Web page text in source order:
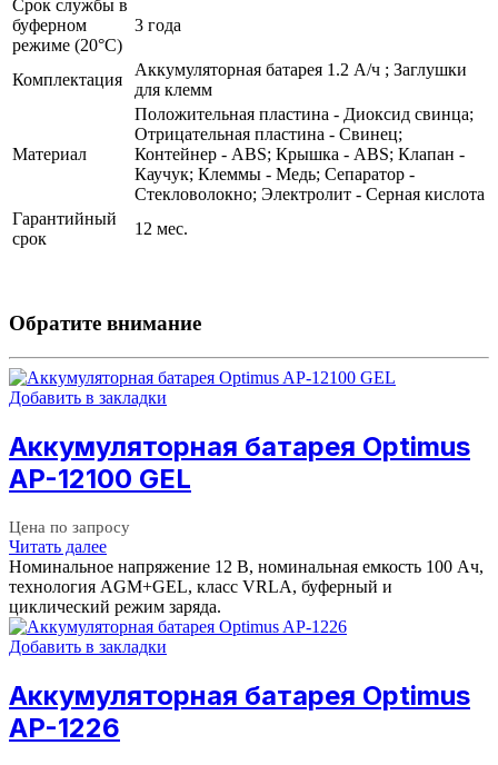
Срок службы в
буферном
режиме (20°С)
3 года
Комплектация
Аккумуляторная батарея 1.2 А/ч ; Заглушки
для клемм
Материал
Положительная пластина - Диоксид свинца;
Отрицательная пластина - Свинец;
Контейнер - ABS; Крышка - ABS; Клапан -
Каучук; Клеммы - Медь; Сепаратор -
Стекловолокно; Электролит - Серная кислота
Гарантийный
срок
12 мес.
Обратите внимание
Добавить в закладки
Аккумуляторная батарея Optimus
AP-12100 GEL
Цена по запросу
Читать далее
Номинальное напряжение 12 B, номинальная емкость 100 Aч,
технология AGM+GEL, класс VRLA, буферный и
циклический режим заряда.
Добавить в закладки
Аккумуляторная батарея Optimus
AP-1226